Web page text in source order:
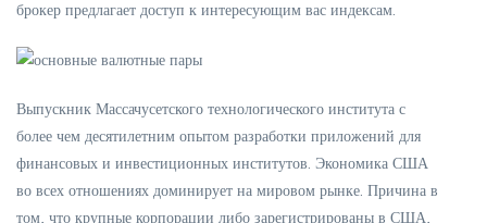
брокер предлагает доступ к интересующим вас индексам.
Выпускник Массачусетского технологического института с
более чем десятилетним опытом разработки приложений для
финансовых и инвестиционных институтов. Экономика США
во всех отношениях доминирует на мировом рынке. Причина в
том, что крупные корпорации либо зарегистрированы в США,